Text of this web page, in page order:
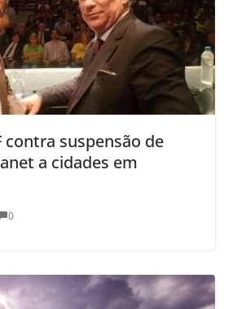
contra suspensão de
a cidades em
0